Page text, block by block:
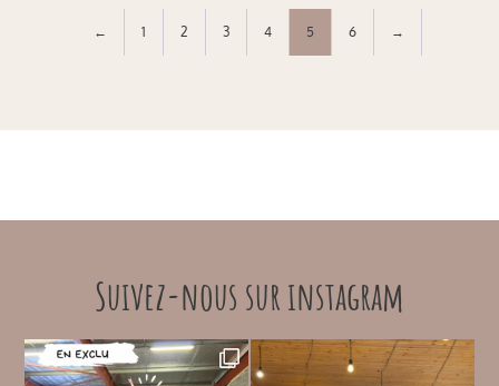
← 1 2 3 4 5 6 →
Suivez-nous sur instagram